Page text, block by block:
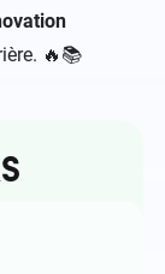
🔥📚